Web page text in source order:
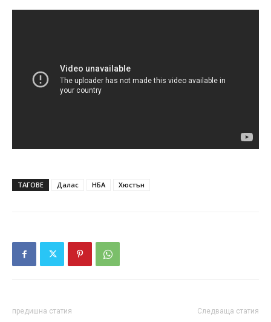
ТАГОВЕ Далас НБА Хюстън
предишна статия Следваща статия